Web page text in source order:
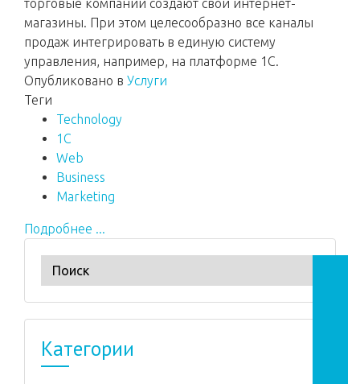
торговые компании создают свои интернет-
магазины. При этом целесообразно все каналы
продаж интегрировать в единую систему
управления, например, на платформе 1С.
Опубликовано в Услуги
Теги
Technology
1C
Web
Business
Marketing
Подробнее ...
Категории